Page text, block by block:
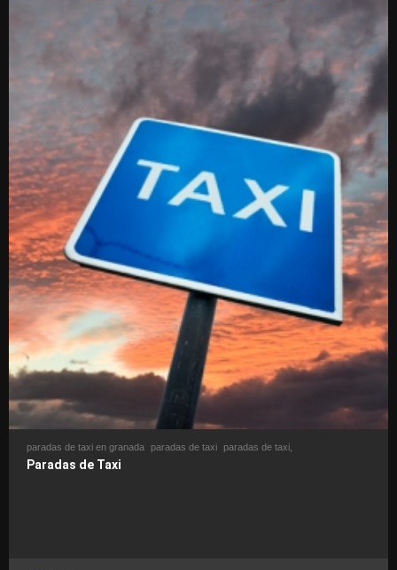
paradas de taxi en granada paradas de taxi paradas de taxi,
Paradas de Taxi